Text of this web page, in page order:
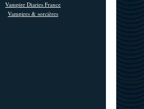
Vampire Diaries France
Vampires & sorcières